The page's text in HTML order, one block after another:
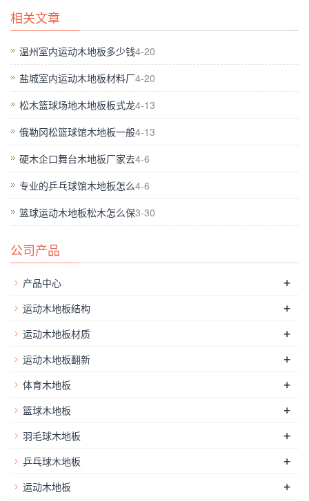
如何购买郑州枫运动地板。枫运动地板的外观质量是枫木运动地
板的分类的重要依据之一。**标准“固体枫木运动地板”枫木运动
地板分为**，**的合格产品，并且大部分都是目前市场上合格。
产品。当购买枫木运动地板，就要看枫叶体育地板是否不平，开
裂，虫眼，死节等缺陷，一般板面有接头，色差，纹理木的全天
然属性。此外，还应该注意购买的颜色版本，以防止制造商从填
充颜色分掌的局面。因此，有必要注意合理的保养和良好的防潮
路面中后期。把*具性价比的产品在消费者手中。
产厂家 ,表面的耐磨性：地板被称为假地板因为没有耐磨层或耐
磨耗性是非常低的。这种地板表面是没有从真正的实木运动地板
不同。用砂纸数次打磨后，装修会被发现。该模式被打磨并立即
氧化铝晶体的涂层（通常称为宝石）。氧化铝晶体的每单位面积
的含量的地板??越高，耐磨损性越高。
水曲柳：水曲柳地板的材料是长白山地区*好的，但它在过去几
年中得到普及，并已随处可见砍伐，这降低了水曲柳目前市场上
相关文章
温州室内运动木地板多少钱4-20
盐城室内运动木地板材料厂4-20
松木篮球场地木地板板式龙4-13
俄勒冈松篮球馆木地板一般4-13
硬木企口舞台木地板厂家去4-6
专业的乒乓球馆木地板怎么4-6
篮球运动木地板松木怎么保3-30
公司产品
产品中心 +
运动木地板结构 +
运动木地板材质 +
运动木地板翻新 +
体育木地板 +
篮球木地板 +
羽毛球木地板 +
乒乓球木地板 +
运动木地板 +